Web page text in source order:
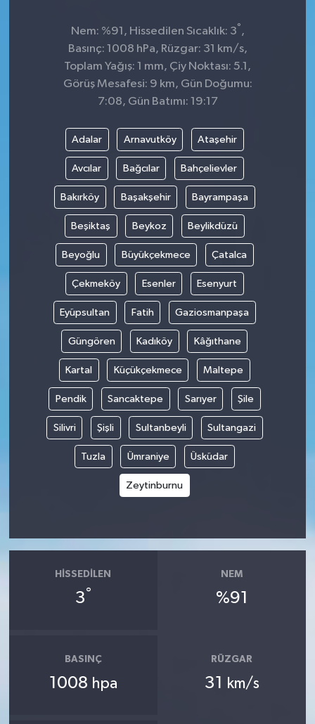
Nem: %91, Hissedilen Sıcaklık: 3° ,
Basınç: 1008 hPa, Rüzgar: 31 km/s,
Toplam Yağış: 1 mm, Çiy Noktası: 5.1,
Görüş Mesafesi: 9 km, Gün Doğumu:
7:08, Gün Batımı: 19:17
Adalar Arnavutköy Ataşehir
Avcılar Bağcılar Bahçelievler
Bakırköy Başakşehir Bayrampaşa
Beşiktaş Beykoz Beylikdüzü
Beyoğlu Büyükçekmece Çatalca
Çekmeköy Esenler Esenyurt
Eyüpsultan Fatih Gaziosmanpaşa
Güngören Kadıköy Kâğıthane
Kartal Küçükçekmece Maltepe
Pendik Sancaktepe Sarıyer Şile
Silivri Şişli Sultanbeyli Sultangazi
Tuzla Ümraniye Üsküdar
Zeytinburnu
HISSEDILEN
3°
NEM
%91
BASINÇ
1008 hpa
RÜZGAR
31 km/s